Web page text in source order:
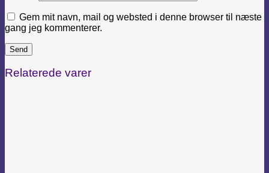
Gem mit navn, mail og websted i denne browser til næste
gang jeg kommenterer.
Relaterede varer